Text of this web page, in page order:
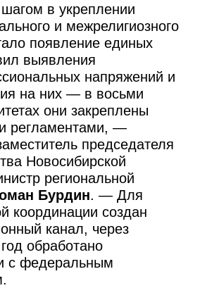
в укреплении
и межрелигиозного
появление единых
выявления
напряжений и
на них — в восьми
они закреплены
регламентами, —
председателя
Новосибирской
региональной
Бурдин. — Для
координации создан
канал, через
обработано
с федеральным